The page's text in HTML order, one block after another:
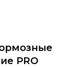
PRO